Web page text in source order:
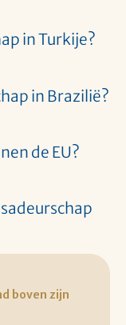
in Turkije?
in Brazilië?
de EU?
boven zijn